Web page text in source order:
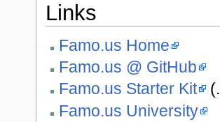
Links
Famo.us Home
Famo.us @ GitHub
Famo.us Starter Kit
Famo.us University